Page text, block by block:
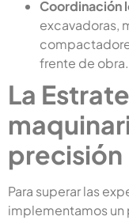
Coordinación
excavadoras,
frente de obra.
La
precisión
Para superar las
implementamos un